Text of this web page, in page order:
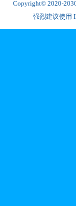
Copyright© 2020-
强烈建议使用